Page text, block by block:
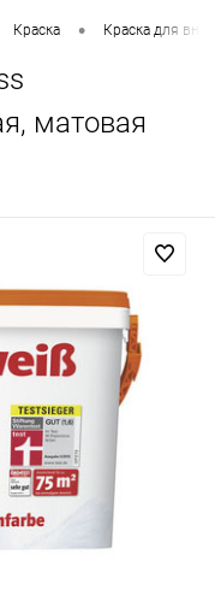
Краска • Краска для
матовая